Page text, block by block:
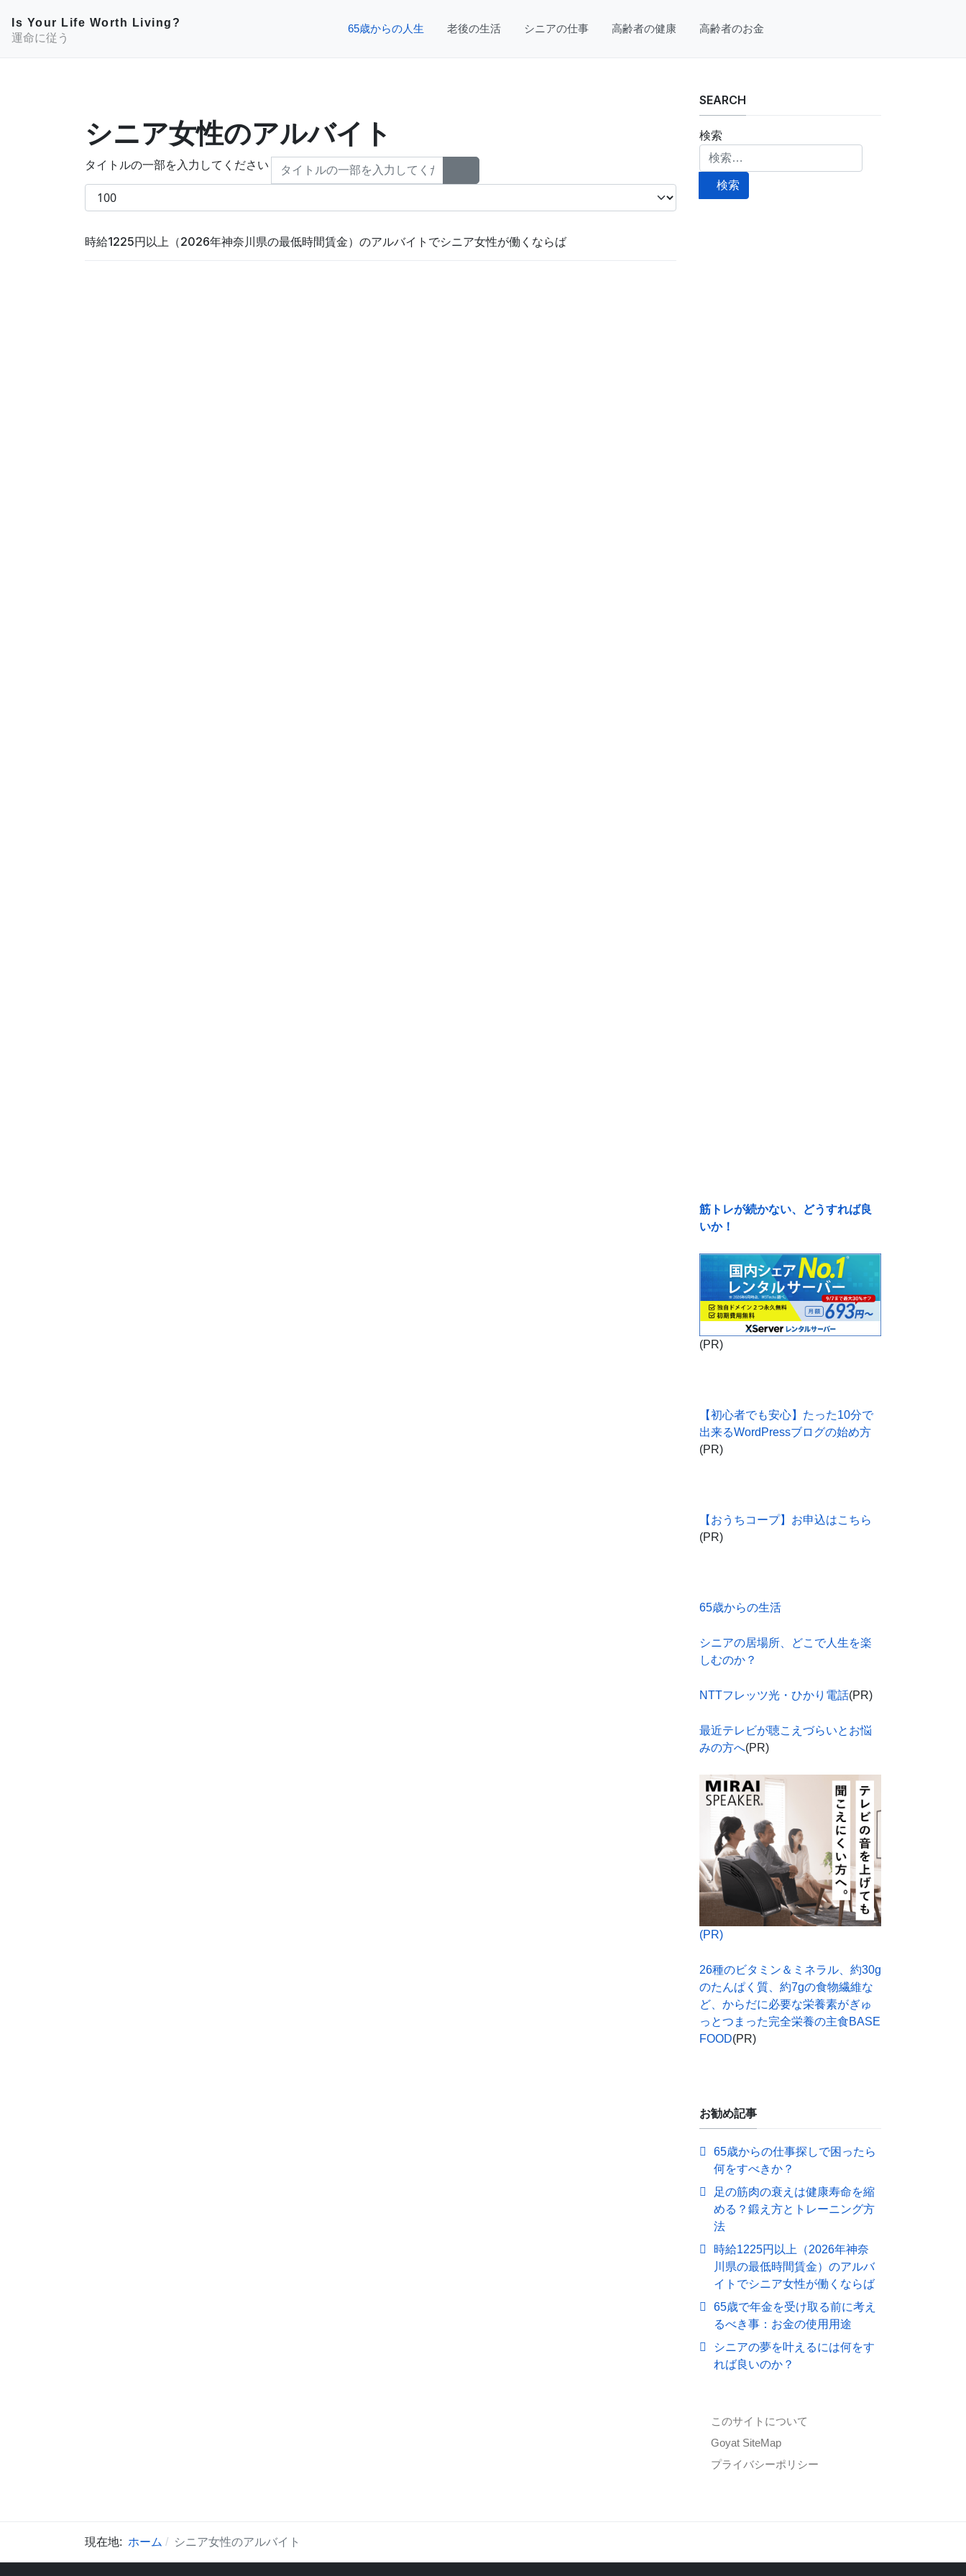
Is Your Life Worth Living?
運命に従う
65歳からの人生 老後の生活 シニアの仕事 高齢者の健康 高齢者のお金
シニア女性のアルバイト
タイトルの一部を入力してください
表示数
時給1225円以上（2026年神奈川県の最低時間賃金）のアルバイトでシニア女性が働くならば
SEARCH
検索
検索
筋トレが続かない、どうすれば良
いか！
(PR)
【初心者でも安心】たった10分で
出来るWordPressブログの始め方
(PR)
【おうちコープ】お申込はこちら
(PR)
65歳からの生活
シニアの居場所、どこで人生を楽
しむのか？
NTTフレッツ光・ひかり電話(PR)
最近テレビが聴こえづらいとお悩
みの方へ(PR)
(PR)
26種のビタミン＆ミネラル、約30g
のたんぱく質、約7gの食物繊維な
ど、からだに必要な栄養素がぎゅ
っとつまった完全栄養の主食BASE
FOOD(PR)
お勧め記事
65歳からの仕事探しで困ったら
何をすべきか？
足の筋肉の衰えは健康寿命を縮
める？鍛え方とトレーニング方
法
時給1225円以上（2026年神奈
川県の最低時間賃金）のアルバ
イトでシニア女性が働くならば
65歳で年金を受け取る前に考え
るべき事：お金の使用用途
シニアの夢を叶えるには何をす
れば良いのか？
このサイトについて
Goyat SiteMap
プライバシーポリシー
現在地: ホーム シニア女性のアルバイト